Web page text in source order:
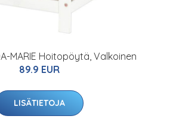
MARIE Hoitopöytä, Valkoinen
89.9 EUR
LISÄTIETOJA